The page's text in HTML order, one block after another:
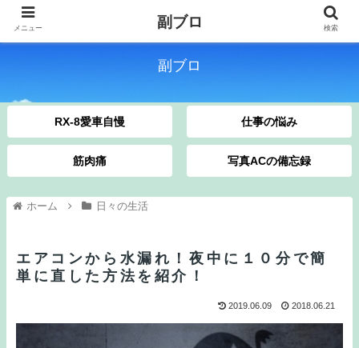
副ブロ
RX-8愛車自慢 仕事の悩み
筋肉痛 写真ACの備忘録
ホーム 日々の生活
エアコンから水漏れ！夜中に１０分で簡
単に直した方法を紹介！
2019.06.09 2018.06.21
メニュー 副ブロ 検索